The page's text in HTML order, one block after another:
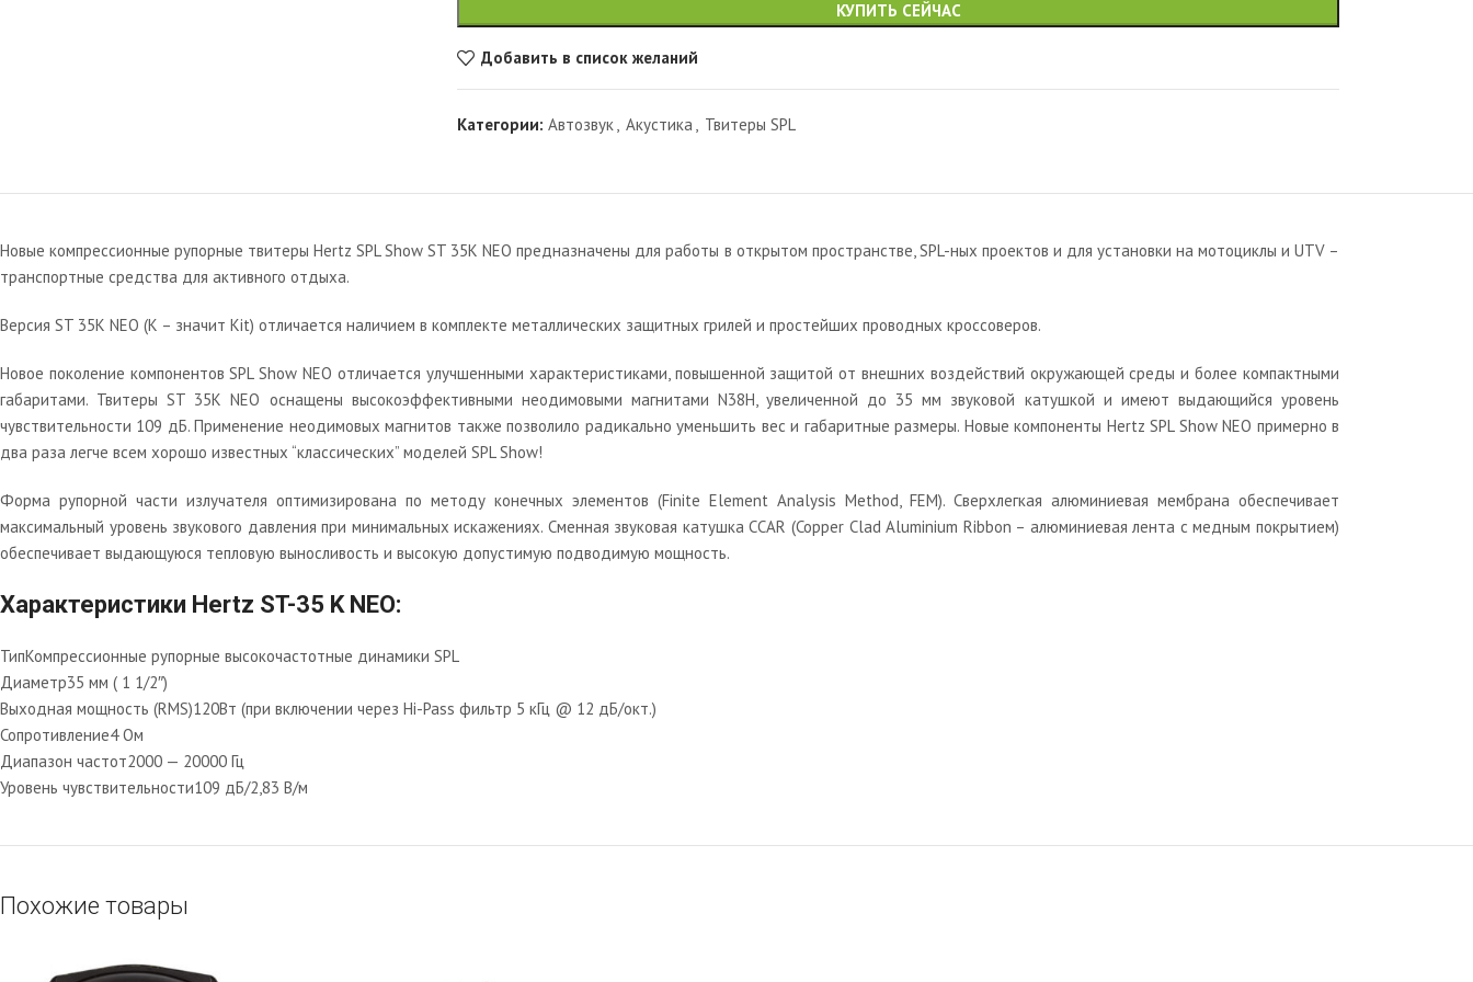
КУПИТЬ СЕЙЧАС
Добавить в список желаний
Категории: Автозвук Акустика Твитеры SPL
Новые компрессионные рупорные твитеры Hertz SPL Show ST 35K NEO предназначены для работы в открытом пространстве, SPL-ных проектов и для установки на мотоциклы и UTV –
транспортные средства для активного отдыха.
Версия ST 35K NEO (K – значит Kit) отличается наличием в комплекте металлических защитных грилей и простейших проводных кроссоверов.
Новое поколение компонентов SPL Show NEO отличается улучшенными характеристиками, повышенной защитой от внешних воздействий окружающей среды и более компактными
габаритами. Твитеры ST 35К NEO оснащены высокоэффективными неодимовыми магнитами N38H, увеличенной до 35 мм звуковой катушкой и имеют выдающийся уровень
чувствительности 109 дБ. Применение неодимовых магнитов также позволило радикально уменьшить вес и габаритные размеры. Новые компоненты Hertz SPL Show NEO примерно в
два раза легче всем хорошо известных “классических” моделей SPL Show!
Форма рупорной части излучателя оптимизирована по методу конечных элементов (Finite Element Analysis Method, FEM). Сверхлегкая алюминиевая мембрана обеспечивает
максимальный уровень звукового давления при минимальных искажениях. Сменная звуковая катушка CCAR (Copper Clad Aluminium Ribbon – алюминиевая лента с медным покрытием)
обеспечивает выдающуюся тепловую выносливость и высокую допустимую подводимую мощность.
Характеристики Hertz ST-35 K NEO:
ТипКомпрессионные рупорные высокочастотные динамики SPL
Диаметр35 мм ( 1 1/2″)
Выходная мощность (RMS)120Вт (при включении через Hi-Pass фильтр 5 кГц @ 12 дБ/окт.)
Сопротивление4 Ом
Диапазон частот2000 — 20000 Гц
Уровень чувствительности109 дБ/2,83 В/м
Похожие товары